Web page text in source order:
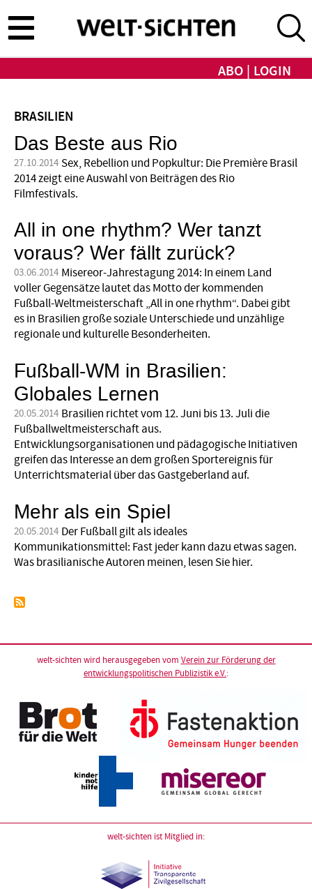
zum
Inhalt
ABO LOGIN
BRASILIEN
Das Beste aus Rio
27.10.2014 Sex, Rebellion und Popkultur: Die Première Brasil
2014 zeigt eine Auswahl von Beiträgen des Rio
Filmfestivals.
All in one rhythm? Wer tanzt
voraus? Wer fällt zurück?
03.06.2014 Misereor-Jahrestagung 2014: In einem Land
voller Gegensätze lautet das Motto der kommenden
Fußball-Weltmeisterschaft „All in one rhythm“. Dabei gibt
es in Brasilien große soziale Unterschiede und unzählige
regionale und kulturelle Besonderheiten.
Fußball-WM in Brasilien:
Globales Lernen
20.05.2014 Brasilien richtet vom 12. Juni bis 13. Juli die
Fußballweltmeisterschaft aus.
Entwicklungsorganisationen und pädagogische Initiativen
greifen das Interesse an dem großen Sportereignis für
Unterrichtsmaterial über das Gastgeberland auf.
Mehr als ein Spiel
20.05.2014 Der Fußball gilt als ideales
Kommunikationsmittel: Fast jeder kann dazu etwas sagen.
Was brasilianische Autoren meinen, lesen Sie hier.
welt-sichten wird herausgegeben vom Verein zur Förderung der
entwicklungspolitischen Publizistik e.V.:
welt-sichten ist Mitglied in: